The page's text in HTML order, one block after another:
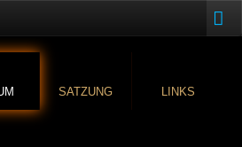
SATZUNG LINKS